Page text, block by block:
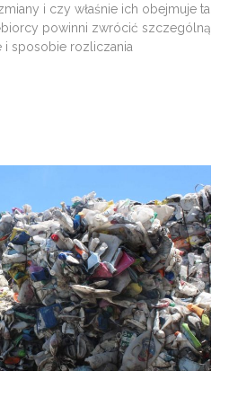
i czy właśnie ich obejmuje ta
powinni zwrócić szczególną
i sposobie rozliczania